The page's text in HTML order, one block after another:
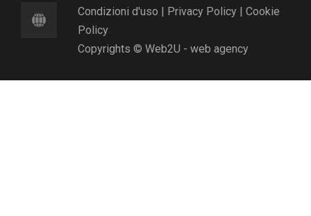
Condizioni d'uso | Privacy Policy | Cookie
Policy
Copyrights © Web2U - web agency